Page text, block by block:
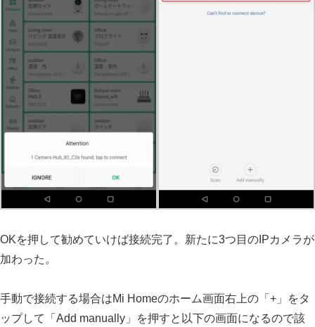
OKを押して勧めていけば接続完了。新たに3つ目のIPカメラが
加わった。
手動で接続する場合はMi Homeのホーム画面右上の「+」をタ
ップして「Add manually」を押すと以下の画面になるので該